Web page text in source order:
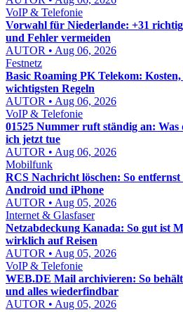
VoIP & Telefonie
Vorwahl für Niederlande: +31
und Fehler vermeiden
AUTOR • Aug 06, 2026
Festnetz
Basic Roaming PK Telekom:
wichtigsten Regeln
AUTOR • Aug 06, 2026
VoIP & Telefonie
01525 Nummer ruft ständig an:
ich jetzt tue
AUTOR • Aug 06, 2026
Mobilfunk
RCS Nachricht löschen: So
Android und iPhone
AUTOR • Aug 05, 2026
Internet & Glasfaser
Netzabdeckung Kanada: So gut ist
wirklich auf Reisen
AUTOR • Aug 05, 2026
VoIP & Telefonie
WEB.DE Mail archivieren: So
und alles wiederfindbar
AUTOR • Aug 05, 2026